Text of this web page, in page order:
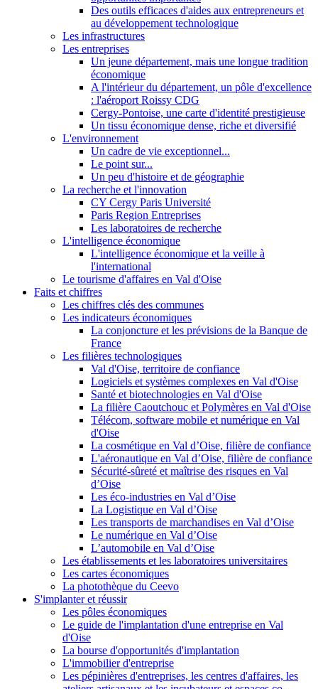
Des outils efficaces d'aides aux entrepreneurs et
au développement technologique
Les infrastructures
Les entreprises
Un jeune département, mais une longue tradition
économique
A l'intérieur du département, un pôle d'excellence
: l'aéroport Roissy CDG
Cergy-Pontoise, une carte d'identité prestigieuse
Un tissu économique dense, riche et diversifié
L'environnement
Un cadre de vie exceptionnel...
Le point sur...
Un peu d'histoire et de géographie
La recherche et l'innovation
CY Cergy Paris Université
Paris Region Entreprises
Les laboratoires de recherche
L'intelligence économique
L'intelligence économique et la veille à
l'international
Le tourisme d'affaires en Val d'Oise
Faits et chiffres
Les chiffres clés des communes
Les indicateurs économiques
La conjoncture et les prévisions de la Banque de
France
Les filières technologiques
Val d'Oise, territoire de confiance
Logiciels et systèmes complexes en Val d'Oise
Santé et biotechnologies en Val d'Oise
La filière Caoutchouc et Polymères en Val d'Oise
Télécom, software mobile et numérique en Val
d'Oise
La cosmétique en Val d’Oise, filière de confiance
L'aéronautique en Val d’Oise, filière de confiance
Sécurité-sûreté et maîtrise des risques en Val
d’Oise
Les éco-industries en Val d’Oise
La Logistique en Val d’Oise
Les transports de marchandises en Val d’Oise
Le numérique en Val d’Oise
L’automobile en Val d’Oise
Les établissements et les laboratoires universitaires
Les cartes économiques
La photothèque du Ceevo
S'implanter et réussir
Les pôles économiques
Le guide de l'implantation d'une entreprise en Val
d'Oise
La bourse d'opportunités d'implantation
L'immobilier d'entreprise
Les pépinières d'entreprises, les centres d'affaires, les